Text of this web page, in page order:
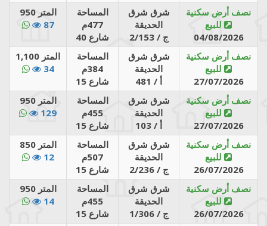
المتر 950
87
المساحة
477م
شارع 40
شرق شرق
الحديقة
2/153 / ج
نصف أرض سكنية
04/08/2026
المتر 1,100
34
المساحة
384م
شارع 15
شرق شرق
الحديقة
481 / أ
نصف أرض سكنية
27/07/2026
المتر 950
129
المساحة
455م
شارع 15
شرق شرق
الحديقة
103 / أ
نصف أرض سكنية
27/07/2026
المتر 850
12
المساحة
507م
شارع 15
شرق شرق
الحديقة
2/236 / ج
نصف أرض سكنية
26/07/2026
المتر 950
14
المساحة
455م
شارع 15
شرق شرق
الحديقة
1/306 / ج
نصف أرض سكنية
26/07/2026